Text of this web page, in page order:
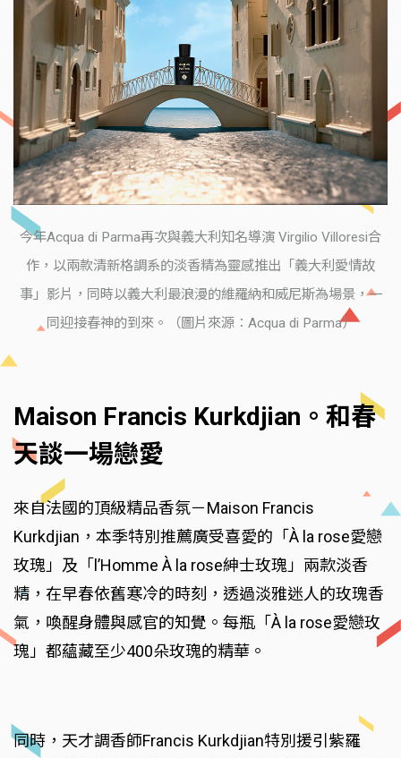
今年Acqua di Parma再次與義大利知名導演 Virgilio Villoresi合
作，以兩款清新格調系的淡香精為靈感推出「義大利愛情故
事」影片，同時以義大利最浪漫的維羅納和威尼斯為場景，一
同迎接春神的到來。（圖片來源：Acqua di Parma）
Maison Francis Kurkdjian。和春
天談一場戀愛
來自法國的頂級精品香氛－Maison Francis
Kurkdjian，本季特別推薦廣受喜愛的「À la rose愛戀
玫瑰」及「l’Homme À la rose紳士玫瑰」兩款淡香
精，在早春依舊寒冷的時刻，透過淡雅迷人的玫瑰香
氣，喚醒身體與感官的知覺。每瓶「À la rose愛戀玫
瑰」都蘊藏至少400朵玫瑰的精華。
同時，天才調香師Francis Kurkdjian特別援引紫羅